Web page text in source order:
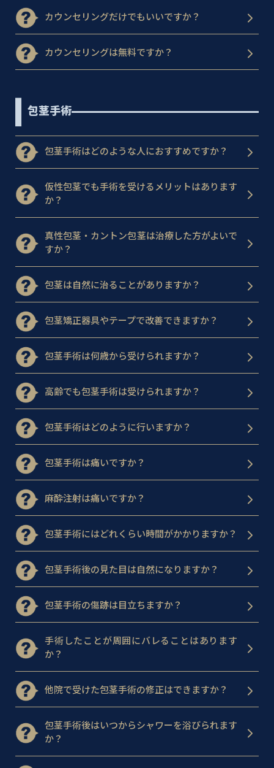
カウンセリングだけでもいいですか？
カウンセリングは無料ですか？
包茎手術
包茎手術はどのような人におすすめですか？
仮性包茎でも手術を受けるメリットはあります
か？
真性包茎・カントン包茎は治療した方がよいで
すか？
包茎は自然に治ることがありますか？
包茎矯正器具やテープで改善できますか？
包茎手術は何歳から受けられますか？
高齢でも包茎手術は受けられますか？
包茎手術はどのように行いますか？
包茎手術は痛いですか？
麻酔注射は痛いですか？
包茎手術にはどれくらい時間がかかりますか？
包茎手術後の見た目は自然になりますか？
包茎手術の傷跡は目立ちますか？
手術したことが周囲にバレることはあります
か？
他院で受けた包茎手術の修正はできますか？
包茎手術後はいつからシャワーを浴びられます
か？